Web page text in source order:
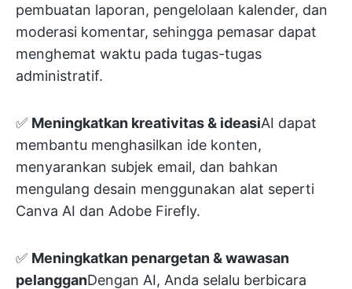
pembuatan laporan, pengelolaan kalender, dan
moderasi komentar, sehingga pemasar dapat
menghemat waktu pada tugas-tugas
administratif.
✅ Meningkatkan kreativitas & ideasiAI dapat
membantu menghasilkan ide konten,
menyarankan subjek email, dan bahkan
mengulang desain menggunakan alat seperti
Canva AI dan Adobe Firefly.
✅ Meningkatkan penargetan & wawasan
pelangganDengan AI, Anda selalu berbicara